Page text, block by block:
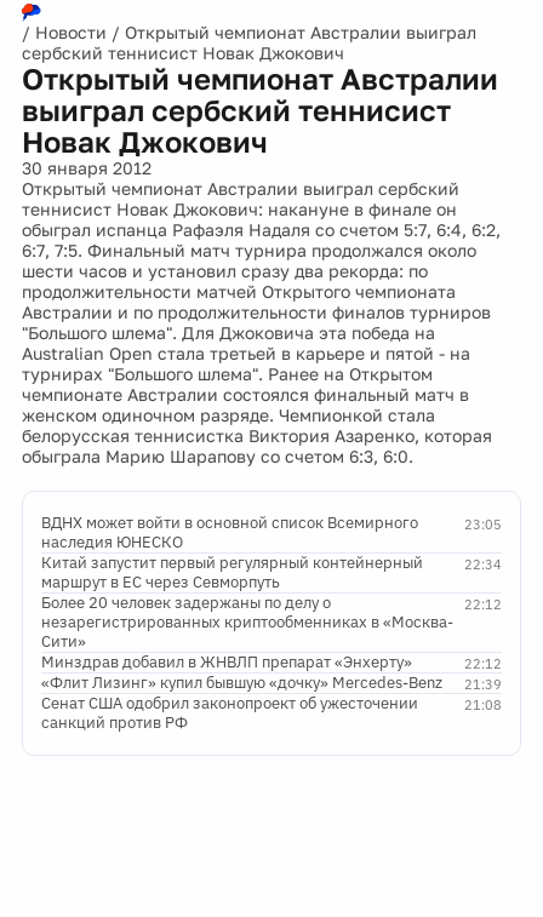
/ Новости / Открытый чемпионат Австралии выиграл
сербский теннисист Новак Джокович
Открытый чемпионат Австралии
выиграл сербский теннисист
Новак Джокович
30 января 2012
Открытый чемпионат Австралии выиграл сербский
теннисист Новак Джокович: накануне в финале он
обыграл испанца Рафаэля Надаля со счетом 5:7, 6:4, 6:2,
6:7, 7:5. Финальный матч турнира продолжался около
шести часов и установил сразу два рекорда: по
продолжительности матчей Открытого чемпионата
Австралии и по продолжительности финалов турниров
"Большого шлема". Для Джоковича эта победа на
Australian Open стала третьей в карьере и пятой - на
турнирах "Большого шлема". Ранее на Открытом
чемпионате Австралии состоялся финальный матч в
женском одиночном разряде. Чемпионкой стала
белорусская теннисистка Виктория Азаренко, которая
обыграла Марию Шарапову со счетом 6:3, 6:0.
23:05
ВДНХ может войти в основной список Всемирного
наследия ЮНЕСКО
22:34
Китай запустит первый регулярный контейнерный
маршрут в ЕС через Севморпуть
22:12
Более 20 человек задержаны по делу о
незарегистрированных криптообменниках в «Москва-
Сити»
22:12
Минздрав добавил в ЖНВЛП препарат «Энхерту»
21:39
«Флит Лизинг» купил бывшую «дочку» Mercedes-Benz
21:08
Сенат США одобрил законопроект об ужесточении
санкций против РФ